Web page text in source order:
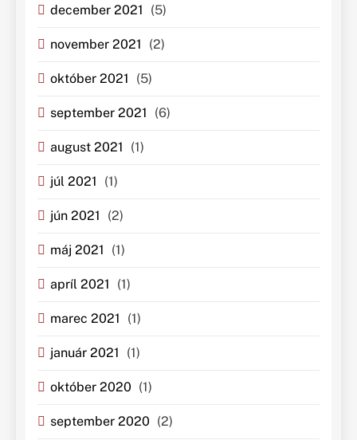
december 2021 (5)
november 2021 (2)
október 2021 (5)
september 2021 (6)
august 2021 (1)
júl 2021 (1)
jún 2021 (2)
máj 2021 (1)
apríl 2021 (1)
marec 2021 (1)
január 2021 (1)
október 2020 (1)
september 2020 (2)